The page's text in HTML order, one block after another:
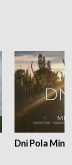
Dni Pola